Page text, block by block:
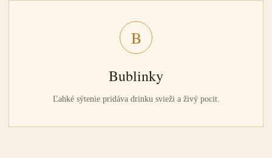
B
Bublinky
Ľahké sýtenie pridáva drinku svieži a živý pocit.